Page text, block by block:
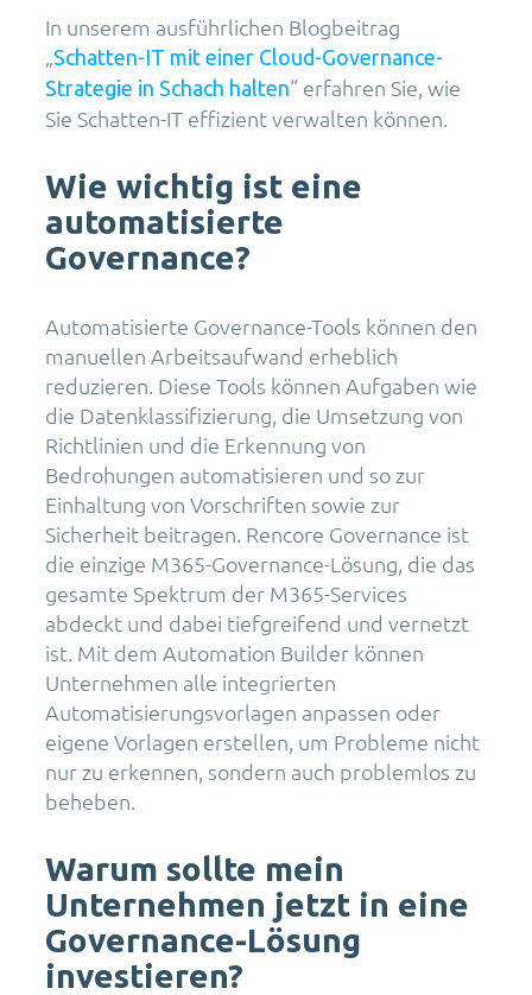
In unserem ausführlichen Blogbeitrag
„Schatten-IT mit einer Cloud-Governance-
Strategie in Schach halten“ erfahren Sie, wie
Sie Schatten-IT effizient verwalten können.
Wie wichtig ist eine
automatisierte
Governance?
Automatisierte Governance-Tools können den
manuellen Arbeitsaufwand erheblich
reduzieren. Diese Tools können Aufgaben wie
die Datenklassifizierung, die Umsetzung von
Richtlinien und die Erkennung von
Bedrohungen automatisieren und so zur
Einhaltung von Vorschriften sowie zur
Sicherheit beitragen. Rencore Governance ist
die einzige M365-Governance-Lösung, die das
gesamte Spektrum der M365-Services
abdeckt und dabei tiefgreifend und vernetzt
ist. Mit dem Automation Builder können
Unternehmen alle integrierten
Automatisierungsvorlagen anpassen oder
eigene Vorlagen erstellen, um Probleme nicht
nur zu erkennen, sondern auch problemlos zu
beheben.
Warum sollte mein
Unternehmen jetzt in eine
Governance-Lösung
investieren?